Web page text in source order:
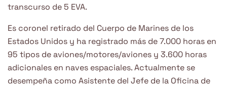
transcurso de 5 EVA.
Es coronel retirado del Cuerpo de Marines de los
Estados Unidos y ha registrado más de 7.000 horas en
95 tipos de aviones/motores/aviones y 3.600 horas
adicionales en naves espaciales. Actualmente se
desempeña como Asistente del Jefe de la Oficina de